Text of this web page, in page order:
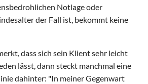
Notlage oder
der Fall ist, bekommt keine
dass sich sein Klient sehr leicht
lässt, dann steckt manchmal eine
dahinter: "In meiner Gegenwart